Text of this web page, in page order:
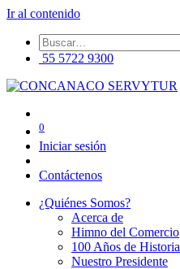
Ir al contenido
55 5722 9300
0
Iniciar sesión
Contáctenos
¿Quiénes Somos?
Acerca de
Himno del Comercio
100 Años de Historia
Nuestro Presidente